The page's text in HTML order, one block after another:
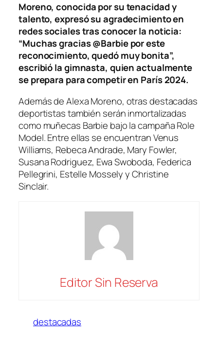
Moreno, conocida por su tenacidad y
talento, expresó su agradecimiento en
redes sociales tras conocer la noticia:
“Muchas gracias @Barbie por este
reconocimiento, quedó muy bonita”,
escribió la gimnasta, quien actualmente
se prepara para competir en París 2024.
Además de Alexa Moreno, otras destacadas
deportistas también serán inmortalizadas
como muñecas Barbie bajo la campaña Role
Model. Entre ellas se encuentran Venus
Williams, Rebeca Andrade, Mary Fowler,
Susana Rodriguez, Ewa Swoboda, Federica
Pellegrini, Estelle Mossely y Christine
Sinclair.
Editor Sin Reserva
destacadas